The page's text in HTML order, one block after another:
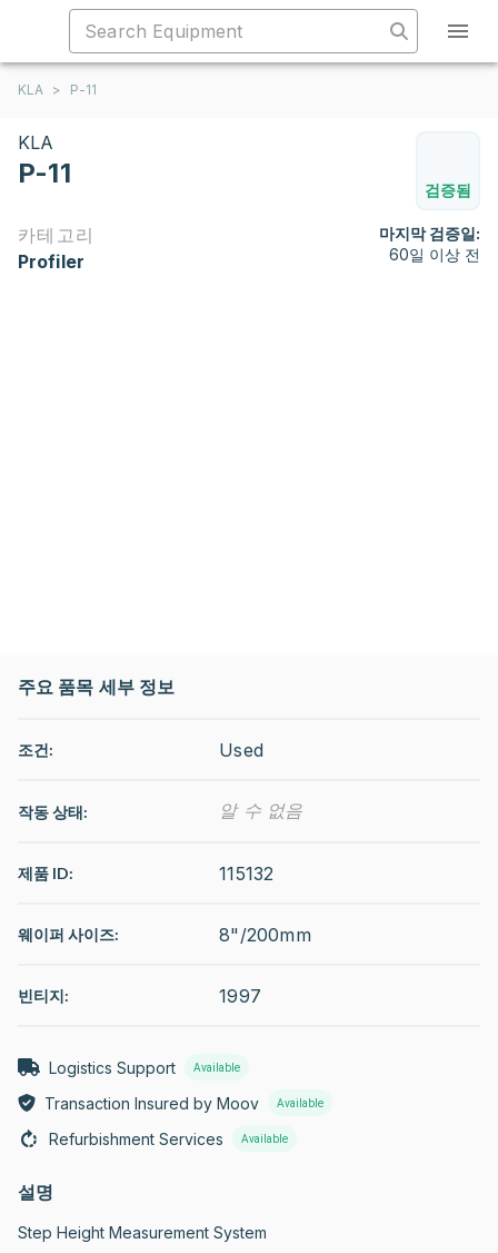
KLA > P-11
KLA
P-11
검증됨
카테고리
Profiler
마지막 검증일:
60일 이상 전
주요 품목 세부 정보
조건: Used
작동 상태: 알 수 없음
제품 ID: 115132
웨이퍼 사이즈: 8"/200mm
빈티지: 1997
Logistics Support Available
Transaction Insured by Moov Available
Refurbishment Services Available
설명
Step Height Measurement System